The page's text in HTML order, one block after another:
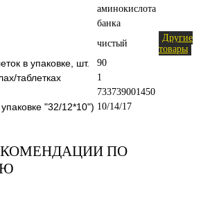
аминокислота
банка
чистый
Другие
товары
в упаковке, шт. 90
таблетках 1
733739001450
"32/12*10") 10/14/17
ПО